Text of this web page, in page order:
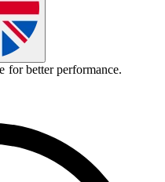
for better performance.